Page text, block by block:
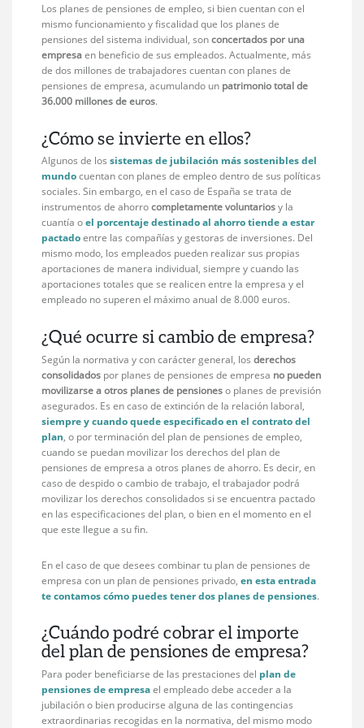
Los planes de pensiones de empleo, si bien cuentan con el
mismo funcionamiento y fiscalidad que los planes de
pensiones del sistema individual, sonconcertados por una
empresaen beneficio de sus empleados. Actualmente, más
de dos millones de trabajadores cuentan con planes de
pensiones de empresa, acumulando un patrimonio total de
36.000 millones de euros.
¿Cómo se invierte en ellos?
Algunos de lossistemas de jubilación más sostenibles del
mundocuentan con planes de empleo dentro de sus políticas
sociales. Sin embargo, en el caso de España se trata de
instrumentos de ahorrocompletamente voluntariosy la
cuantía oel porcentaje destinado al ahorro tiende a estar
pactadoentre las compañías y gestoras de inversiones. Del
mismo modo, los empleados pueden realizar sus propias
aportaciones de manera individual, siempre y cuando las
aportaciones totales que se realicen entre la empresa y el
empleado no superen el máximo anual de 8.000 euros.
¿Qué ocurre si cambio de empresa?
Según la normativa y con carácter general, losderechos
consolidados por planes de pensiones de empresa no pueden
movilizarse a otros planes de pensioneso planes de previsión
asegurados. Es en caso de extinción de la relación laboral,
siempre y cuando quede especificado en el contrato del
plan, o por terminación del plan de pensiones de empleo,
cuando se puedan movilizar los derechos del plan de
pensiones de empresa a otros planes de ahorro. Es decir, en
caso de despido o cambio de trabajo, el trabajador podrá
movilizar los derechos consolidados si se encuentra pactado
en las especificaciones del plan, o bien en el momento en el
que este llegue a su fin.
En el caso de que desees combinar tu plan de pensiones de
empresa con un plan de pensiones privado,en esta entrada
te contamos cómo puedes tener dos planes de pensiones.
¿Cuándo podré cobrar el importe
del plan de pensiones de empresa?
Para poder beneficiarse de las prestaciones del plan de
pensiones de empresael empleado debe acceder a la
jubilación o bien producirse alguna de las contingencias
extraordinarias recogidas en la normativa, del mismo modo